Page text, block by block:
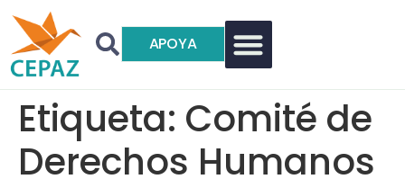
APOYA
Etiqueta: Comité de
Derechos Humanos